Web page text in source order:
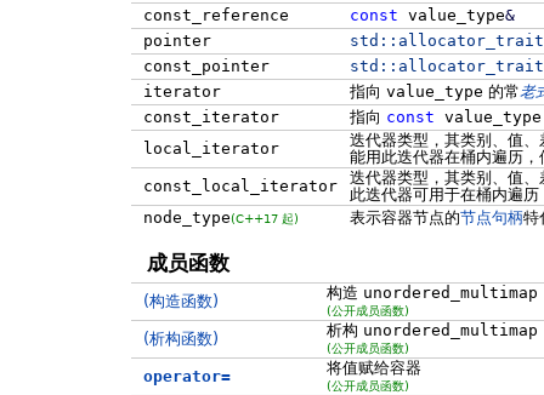
const_reference
const value_type&
pointer
std::
const_pointer
std::
iterator
指向 value_type 的常老
const_iterator
指向 const value_type
local_iterator
迭代器类型，其类别、值
能用此迭代器在桶内遍历，
const_local_iterator
迭代器类型，其类别、值
此迭代器可用于在桶内遍
node_type(C++17 起) 表示容器节点的节点句柄特
成员函数
(构造函数) 构造 unordered_multimap
(公开成员函数)
(析构函数) 析构 unordered_multimap
(公开成员函数)
operator= 将值赋给容器
(公开成员函数)